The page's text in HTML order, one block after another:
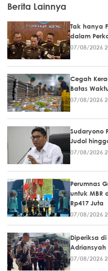
Berita Lainnya
Tak hanya
dalam
07/08/2026
Cegah
Batas
07/08/2026
Sudaryono
Judol
07/08/2026
Perumnas
untuk MBR
Rp417 Juta
07/08/2026
Diperiksa
Adriansyah
07/08/2026